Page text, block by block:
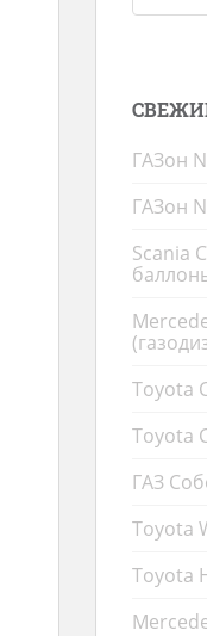
ГАЗон
ГАЗон
Scania
Toyota
Toyota
ГАЗ
Toyota
Toyota